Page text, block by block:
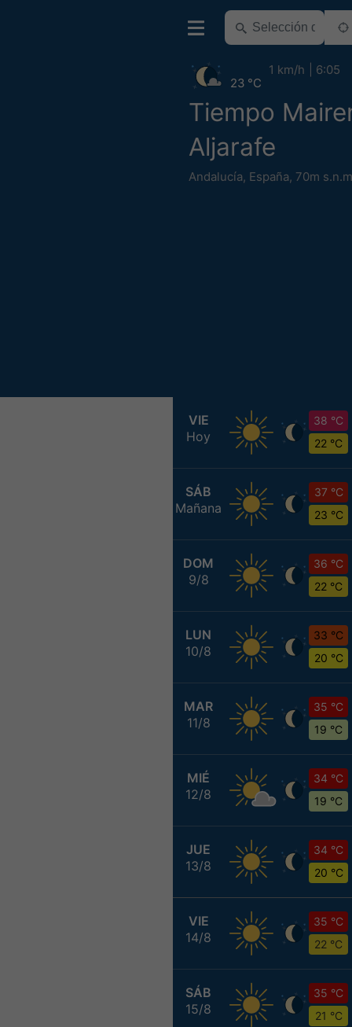
Tiempo
Aljarafe
Andalucía, España, 70m
23 °C
1 km/h 6:05
VIE
Hoy
38 °C
22 °C
SÁB
Mañana
37 °C
23 °C
DOM
9/8
36 °C
22 °C
LUN
10/8
33 °C
20 °C
MAR
11/8
35 °C
19 °C
MIÉ
12/8
34 °C
19 °C
JUE
13/8
34 °C
20 °C
VIE
14/8
35 °C
22 °C
SÁB
15/8
35 °C
21 °C